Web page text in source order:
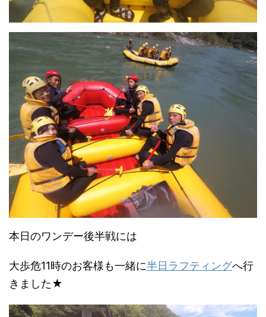
本日のワンデー後半戦には
大歩危11時のお客様も一緒に半日ラフティングへ行
きました★